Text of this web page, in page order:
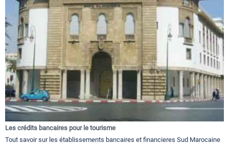
Les crédits bancaires pour le tourisme
Tout savoir sur les établissements bancaires et financieres Sud Marocaine